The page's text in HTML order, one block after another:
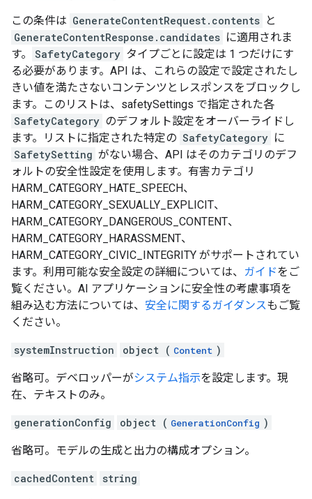
この条件は GenerateContentRequest.contents と
GenerateContentResponse.candidates に適用されま
す。
SafetyCategory タイプごとに設定は 1 つだけにす
る必要があります。API は、これらの設定で設定されたし
きい値を満たさないコンテンツとレスポンスをブロックし
ます。このリストは、safetySettings で指定された各
SafetyCategory のデフォルト設定をオーバーライドし
ます。リストに指定された特定の SafetyCategory に
SafetySetting がない場合、API はそのカテゴリのデフ
ォルトの安全性設定を使用します。有害カテゴリ
HARM_CATEGORY_HATE_SPEECH、
HARM_CATEGORY_SEXUALLY_EXPLICIT、
HARM_CATEGORY_DANGEROUS_CONTENT、
HARM_CATEGORY_HARASSMENT、
HARM_CATEGORY_CIVIC_INTEGRITY がサポートされてい
ます。利用可能な安全設定の詳細については、
ガイドをご
覧ください。AI アプリケーションに安全性の考慮事項を
組み込む方法については、 安全に関するガイダンスもご覧
ください。
systemInstruction object ( Content )
省略可。デベロッパーがシステム指示を設定します。現
在、テキストのみ。
generationConfig object ( GenerationConfig )
省略可。モデルの生成と出力の構成オプション。
cachedContent string